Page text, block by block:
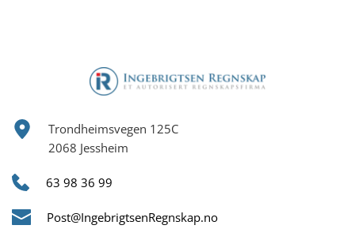
Trondheimsvegen 125C
2068 Jessheim
63 98 36 99
Post@IngebrigtsenRegnskap.no